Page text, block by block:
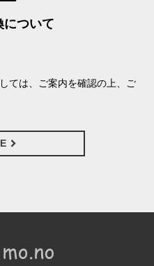
について
ては、ご案内を確認の上、ご